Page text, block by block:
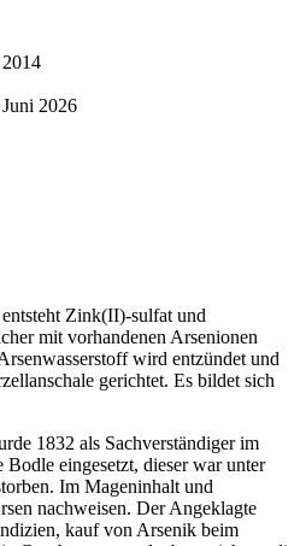
2026
Zink(II)-sulfat und
mit vorhandenen Arsenionen
wird entzündet und
gerichtet. Es bildet sich
1832 als Sachverständiger im
Bodle eingesetzt, dieser war unter
Im Mageninhalt und
nachweisen. Der Angeklagte
kauf von Arsenik beim